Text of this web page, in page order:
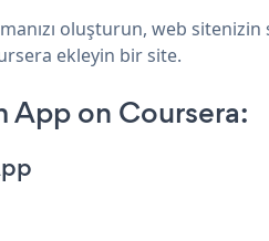
oluşturun, web
ekleyin bir site.
App on Coursera: